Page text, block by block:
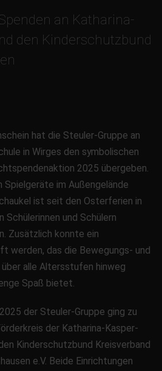
an Katharina-
den Kinderschutzbund
hat die Steuler-Gruppe an
in Wirges den symbolischen
2025 übergeben.
im Außengelände
ist seit den Osterferien in
Schülerinnen und Schülern
Zusätzlich konnte ein
werden, das die Bewegungs- und
alle Altersstufen hinweg
Spaß bietet.
der Steuler-Gruppe ging zu
der Katharina-Kasper-
Kinderschutzbund Kreisverband
e.V. Beide Einrichtungen